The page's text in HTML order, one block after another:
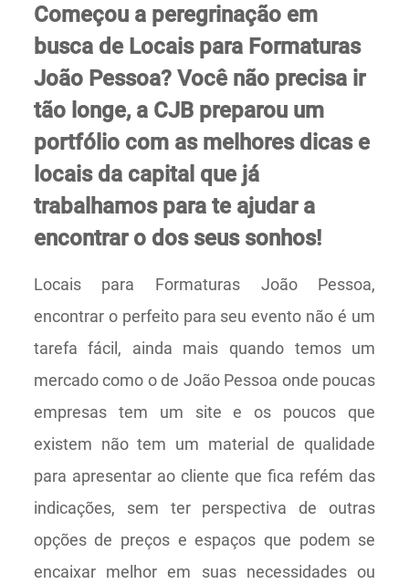
Começou a peregrinação em
busca de Locais para Formaturas
João Pessoa? Você não precisa ir
tão longe, a CJB preparou um
portfóliocom as melhores dicas e
locais da capital que já
trabalhamos para te ajudar a
encontrar o dos seus sonhos!
Locais para Formaturas João Pessoa,
encontrar o perfeito para seu evento não é um
tarefa fácil, ainda mais quando temos um
mercado como o de João Pessoa onde poucas
empresas tem um site e os poucos que
existem não tem um material de qualidade
para apresentar ao cliente que fica refém das
indicações, sem ter perspectiva de outras
opções de preços e espaços que podem se
encaixar melhor em suas necessidades ou